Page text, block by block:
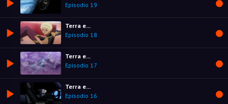
Episodio 19
Terra e...
Episodio 18
Terra e...
Episodio 17
Terra e...
Episodio 16